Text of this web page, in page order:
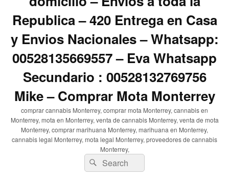
Republica – 420 Entrega en Casa
y Envios Nacionales – Whatsapp:
00528135669557 – Eva Whatsapp
Secundario : 00528132769756
Mike – Comprar Mota Monterrey
comprar cannabis Monterrey, comprar mota Monterrey, cannabis en
Monterrey, mota en Monterrey, venta de cannabis Monterrey, venta de mota
Monterrey, comprar marihuana Monterrey, marihuana en Monterrey,
cannabis legal Monterrey, mota legal Monterrey, proveedores de cannabis
Monterrey,
Search
for:
Search